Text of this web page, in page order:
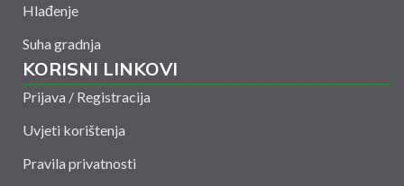
Hlađenje
Suha gradnja
KORISNI LINKOVI
Prijava / Registracija
Uvjeti korištenja
Pravila privatnosti